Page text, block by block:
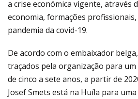
a crise económica vigente, através
economia, formações
pandemia da covid-19.
De acordo com o embaixador
traçados pela organização para
de cinco a sete anos, a partir de
Josef Smets está na Huíla para